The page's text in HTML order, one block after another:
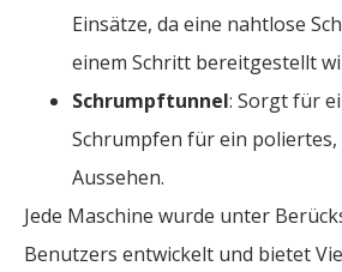
Einsätze, da eine nahtlose
einem Schritt bereitgestellt
Schrumpftunnel: Sorgt für
Schrumpfen für ein
Aussehen.
Jede Maschine wurde unter
Benutzers entwickelt und bietet